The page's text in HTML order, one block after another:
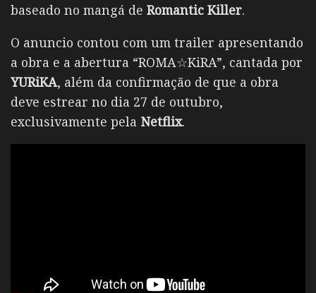
baseado no mangá de Romantic Killer.
O anuncio contou com um trailer apresentando
a obra e a abertura “ROMA☆KiRA”, cantada por
YURiKA, além da confirmação de que a obra
deve estrear no dia 27 de outubro,
exclusivamente pela Netflix.